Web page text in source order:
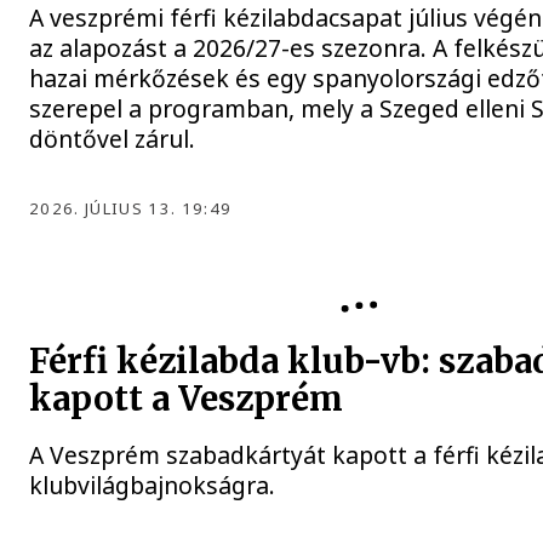
A veszprémi férfi kézilabdacsapat július
az alapozást a 2026/27-es szezonra. A
hazai mérkőzések és egy spanyolországi
szerepel a programban, mely a Szeged elleni
döntővel zárul.
2026. JÚLIUS 13. 19:49
Férfi kézilabda klub-vb:
kapott a Veszprém
A Veszprém szabadkártyát kapott a férfi
klubvilágbajnokságra.